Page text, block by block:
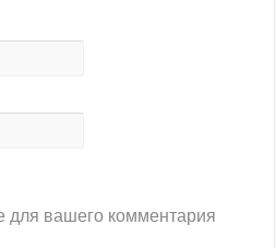
для вашего комментария